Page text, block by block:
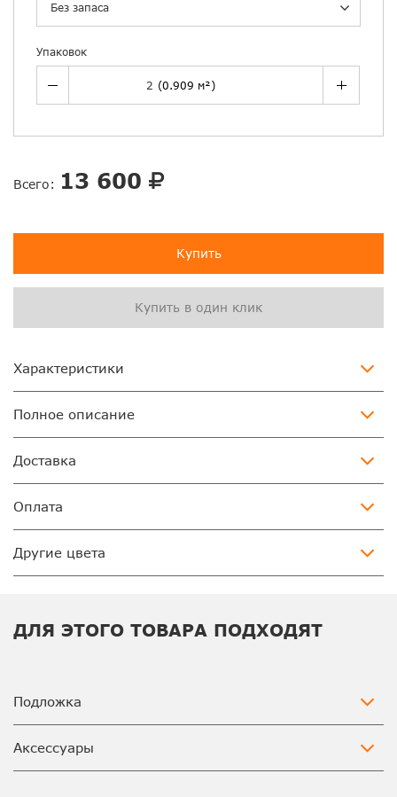
Без запаса
Упаковок
Всего: 13 600
Купить
Купить в один клик
Характеристики
Полное описание
Доставка
Оплата
Другие цвета
ДЛЯ ЭТОГО ТОВАРА ПОДХОДЯТ
Подложка
Аксессуары